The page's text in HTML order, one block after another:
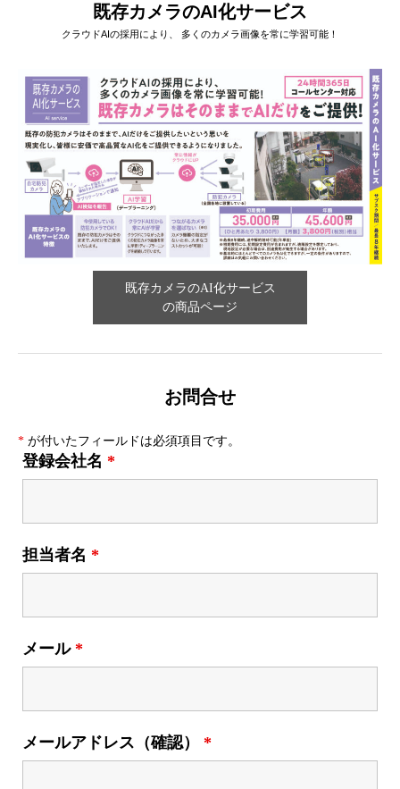
既存カメラのAI化サービス
クラウドAIの採用により、 多くのカメラ画像を常に学習可能！
既存カメラのAI化サービス
の商品ページ
お問合せ
* が付いたフィールドは必須項目です。
登録会社名 *
担当者名 *
メール *
メールアドレス（確認） *